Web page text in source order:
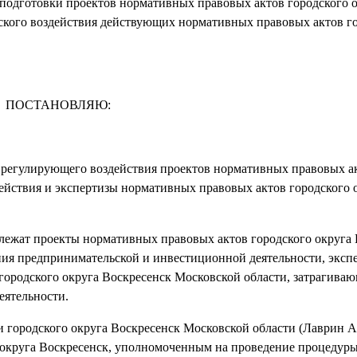
проектов нормативных правовых актов городского
воздействия действующих нормативных правовых актов
ПОСТАНОВЛЯЮ:
воздействия проектов нормативных правовых
и экспертизы нормативных правовых актов городского
проекты нормативных правовых актов городского округа
предпринимательской и инвестиционной деятельности,
округа Воскресенск Московской области,
округа Воскресенск Московской области (Лаврин
Воскресенск, уполномоченным на проведение